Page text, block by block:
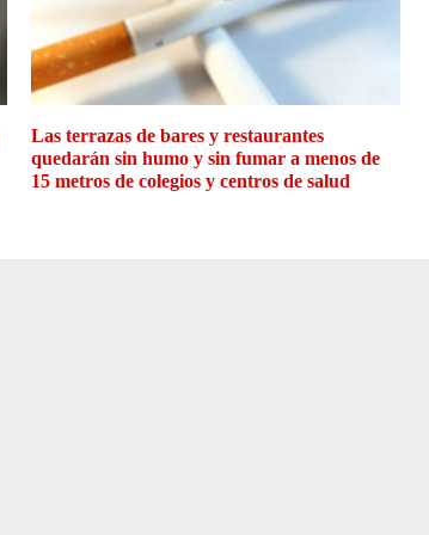
Las terrazas de bares y restaurantes
quedarán sin humo y sin fumar a menos de
15 metros de colegios y centros de salud